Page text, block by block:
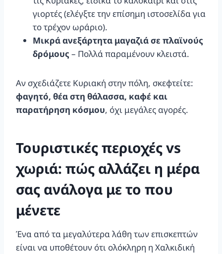
γιορτές (ελέγξτε την επίσημη ιστοσελίδα για
το τρέχον ωράριο).
Μικρά ανεξάρτητα μαγαζιά σε πλαϊνούς
δρόμους – Πολλά παραμένουν κλειστά.
Αν σχεδιάζετε Κυριακή στην πόλη, σκεφτείτε:
φαγητό, θέα στη θάλασσα, καφέ και
παρατήρηση κόσμου, όχι μεγάλες αγορές.
Τουριστικές περιοχές vs
χωριά: πώς αλλάζει η μέρα
σας ανάλογα με το που
μένετε
Ένα από τα μεγαλύτερα λάθη των επισκεπτών
είναι να υποθέτουν ότι ολόκληρη η Χαλκιδική